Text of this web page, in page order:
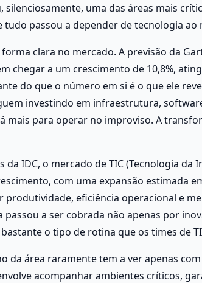
silenciosamente, uma das áreas mais
tudo passou a depender de tecnologia ao
clara no mercado. A previsão da
chegar a um crescimento de 10,8%,
do que o número em si é o que ele
investindo em infraestrutura,
mais para operar no improviso. A
da IDC, o mercado de TIC (Tecnologia da
com uma expansão estimada em
produtividade, eficiência operacional e
a ser cobrada não apenas por
o tipo de rotina que os times de
da área raramente tem a ver apenas
acompanhar ambientes críticos,